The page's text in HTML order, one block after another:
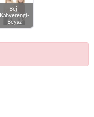
Bej-
Kahverengi-
Beyaz